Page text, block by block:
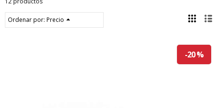
Ordenar por: Precio
-20 %